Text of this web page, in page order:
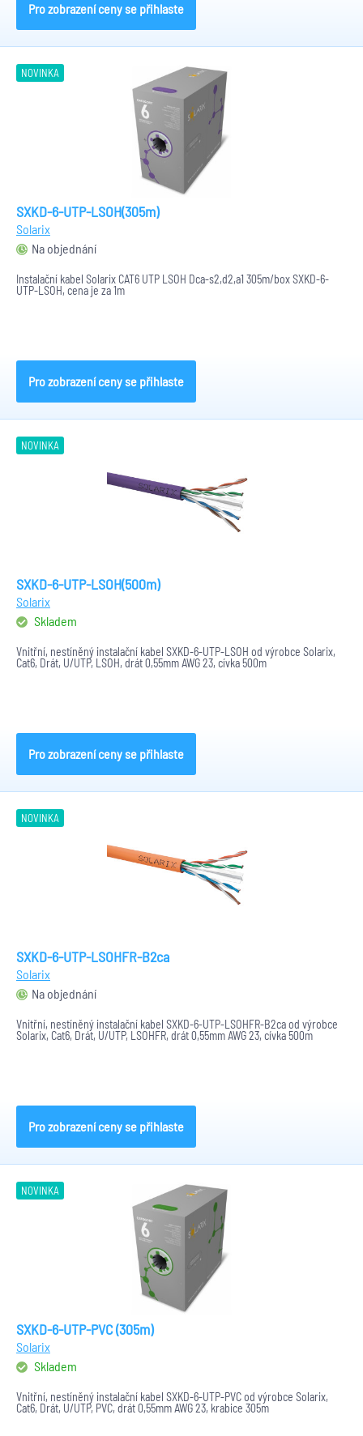
Pro zobrazení ceny se přihlaste
NOVINKA
SXKD-6-UTP-LSOH(305m)
Solarix
Na objednání
Instalační kabel Solarix CAT6 UTP LSOH Dca-s2,d2,a1 305m/box SXKD-6-
UTP-LSOH, cena je za 1m
Pro zobrazení ceny se přihlaste
NOVINKA
SXKD-6-UTP-LSOH(500m)
Solarix
Skladem
Vnitřní, nestíněný instalační kabel SXKD-6-UTP-LSOH od výrobce Solarix,
Cat6, Drát, U/UTP, LSOH, drát 0,55mm AWG 23, cívka 500m
Pro zobrazení ceny se přihlaste
NOVINKA
SXKD-6-UTP-LSOHFR-B2ca
Solarix
Na objednání
Vnitřní, nestíněný instalační kabel SXKD-6-UTP-LSOHFR-B2ca od výrobce
Solarix, Cat6, Drát, U/UTP, LSOHFR, drát 0,55mm AWG 23, cívka 500m
Pro zobrazení ceny se přihlaste
NOVINKA
SXKD-6-UTP-PVC (305m)
Solarix
Skladem
Vnitřní, nestíněný instalační kabel SXKD-6-UTP-PVC od výrobce Solarix,
Cat6, Drát, U/UTP, PVC, drát 0,55mm AWG 23, krabice 305m